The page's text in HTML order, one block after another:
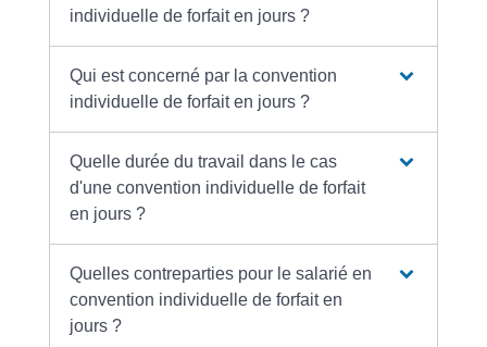
individuelle de forfait en jours ?
Qui est concerné par la convention
individuelle de forfait en jours ?
Quelle durée du travail dans le cas
d'une convention individuelle de forfait
en jours ?
Quelles contreparties pour le salarié en
convention individuelle de forfait en
jours ?